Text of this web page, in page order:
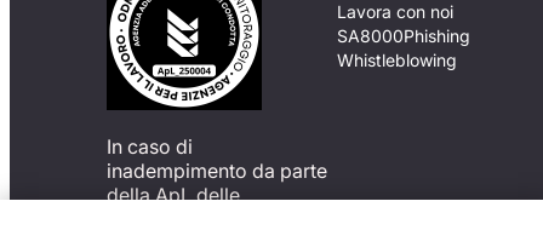
In caso di
inadempimento da parte
della ApL delle
Lavora con noi
SA8000Phishing
Whistleblowing